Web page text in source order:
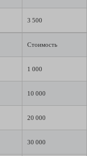
3 500
Стоимость
1 000
10 000
20 000
30 000